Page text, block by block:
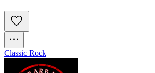
Classic Rock